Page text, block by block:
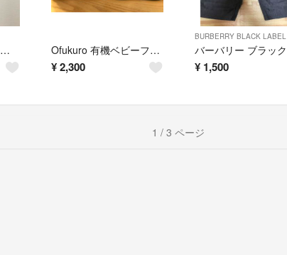
バーバリー ブラックレーベル ポロシャツ Ofukuro 有機ベビーフード
¥2,300
BURBERRY BLACK LABEL
¥ 1,500
1 / 3 ページ